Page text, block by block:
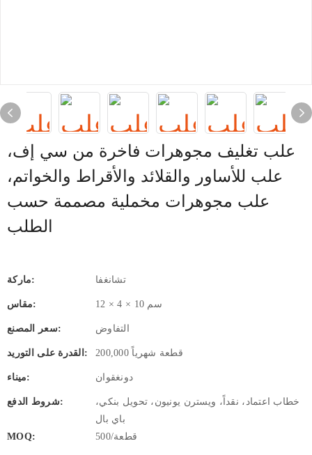
علب تغليف مجوهرات فاخرة من سي إف،
علب للأساور والقلائد والأقراط والخواتم،
علب مجوهرات مخملية مصممة حسب
الطلب
ماركة: تشانغفا
مقاس: 12 × 4 × 10 سم
سعر المصنع: التفاوض
القدرة على التوريد: 200,000 قطعة شهرياً
ميناء: دونغقوان
شروط الدفع:
خطاب اعتماد، نقداً، ويسترن يونيون، تحويل بنكي،
باي بال
MOQ:
500/قطعة